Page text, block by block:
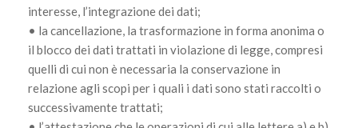
interesse, l’integrazione dei dati;
• la cancellazione, la trasformazione in forma anonima o
il blocco dei dati trattati in violazione di legge, compresi
quelli di cui non è necessaria la conservazione in
relazione agli scopi per i quali i dati sono stati raccolti o
successivamente trattati;